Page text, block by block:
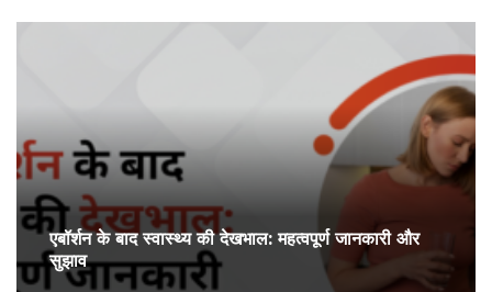
एबॉर्शन के बाद स्वास्थ्य की देखभाल: महत्वपूर्ण जानकारी और
सुझाव